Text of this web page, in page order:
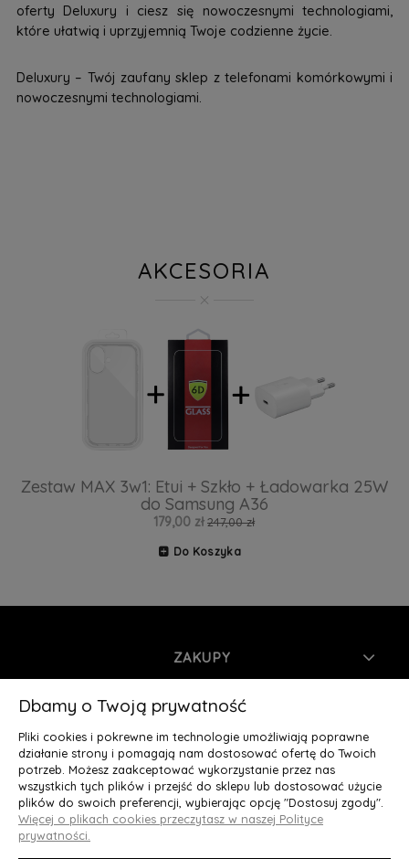
oferty Deluxury i ciesz się nowoczesnymi technologiami,
które ułatwią i uprzyjemnią Twoje codzienne życie.
Deluxury – Twój zaufany sklep z telefonami komórkowymi i
nowoczesnymi technologiami.
AKCESORIA
Zestaw MAX 3w1: Etui + Szkło + Ładowarka 25W
do Samsung A36
179,00 zł 247,00 zł
Do Koszyka
ZAKUPY
INFORMACJE
MOJE KONTO
O NAS
Deluxury.pl
Dbamy o Twoją prywatność
Pliki cookies i pokrewne im technologie umożliwiają poprawne
działanie strony i pomagają nam dostosować ofertę do Twoich
potrzeb. Możesz zaakceptować wykorzystanie przez nas
wszystkich tych plików i przejść do sklepu lub dostosować użycie
plików do swoich preferencji, wybierając opcję "Dostosuj zgody".
Więcej o plikach cookies przeczytasz w naszej Polityce
prywatności.